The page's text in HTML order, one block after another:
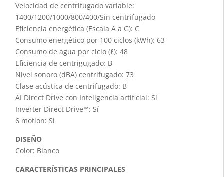
Velocidad de centrifugado variable:
1400/1200/1000/800/400/Sin centrifugado
Eficiencia energética (Escala A a G): C
Consumo energético por 100 ciclos (kWh): 63
Consumo de agua por ciclo (ℓ): 48
Eficiencia de centrigugado: B
Nivel sonoro (dBA) centrifugado: 73
Clase acústica de centrifugado: B
AI Direct Drive con Inteligencia artificial: Sí
Inverter Direct Drive™: Sí
6 motion: Sí
DISEÑO
Color: Blanco
CARACTERÍSTICAS PRINCIPALES